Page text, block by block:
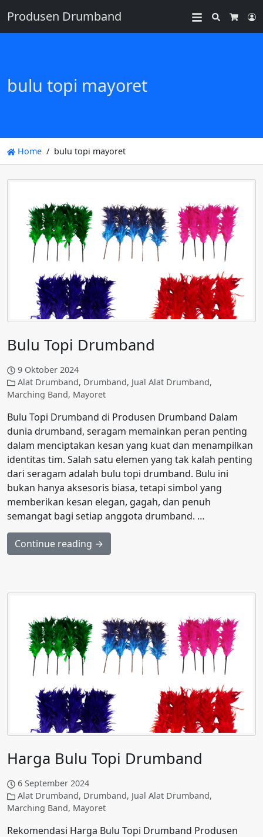
Produsen Drumband
Search
bulu topi mayoret
Home bulu topi mayoret
Bulu Topi Drumband
9 Oktober 2024
Alat Drumband, Drumband, Jual Alat Drumband,
Marching Band, Mayoret
Bulu Topi Drumband di Produsen Drumband Dalam
dunia drumband, seragam memainkan peran penting
dalam menciptakan kesan yang kuat dan menampilkan
identitas tim. Salah satu elemen yang tak kalah penting
dari seragam adalah bulu topi drumband. Bulu ini
bukan hanya aksesoris biasa, tetapi simbol yang
memberikan kesan elegan, gagah, dan penuh
semangat bagi setiap anggota drumband. …
Continue reading →
Harga Bulu Topi Drumband
6 September 2024
Alat Drumband, Drumband, Jual Alat Drumband,
Marching Band, Mayoret
Rekomendasi Harga Bulu Topi Drumband Produsen